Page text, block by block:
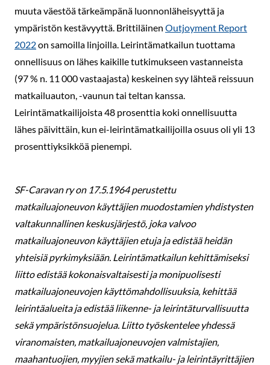
muuta väestöä tärkeämpänä luonnonläheisyyttä ja
ympäristön kestävyyttä. Brittiläinen Outjoyment Report
2022on samoilla linjoilla. Leirintämatkailun tuottama
onnellisuus on lähes kaikille tutkimukseen vastanneista
(97 % n. 11 000 vastaajasta) keskeinen syy lähteä reissuun
matkailuauton, -vaunun tai teltan kanssa.
Leirintämatkailijoista 48 prosenttia koki onnellisuutta
lähes päivittäin, kun ei-leirintämatkailijoilla osuus oli yli 13
prosenttiyksikköä pienempi.
SF-Caravan ry on 17.5.1964 perustettu
matkailuajoneuvon käyttäjien muodostamien yhdistysten
valtakunnallinen keskusjärjestö, joka valvoo
matkailuajoneuvon käyttäjien etuja ja edistää heidän
yhteisiä pyrkimyksiään. Leirintämatkailun kehittämiseksi
liitto edistää kokonaisvaltaisesti ja monipuolisesti
matkailuajoneuvojen käyttömahdollisuuksia, kehittää
leirintäalueita ja edistää liikenne- ja leirintäturvallisuutta
sekä ympäristönsuojelua. Liitto työskentelee yhdessä
viranomaisten, matkailuajoneuvojen valmistajien,
maahantuojien, myyjien sekä matkailu- ja leirintäyrittäjien